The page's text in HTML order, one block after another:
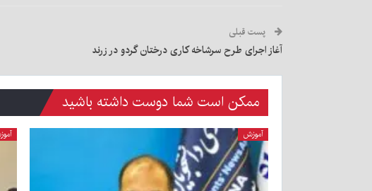
پست قبلی
آغاز اجرای طرح سرشاخه کاری درختان گردو در زرند
ممکن است شما دوست داشته باشید
آموزش